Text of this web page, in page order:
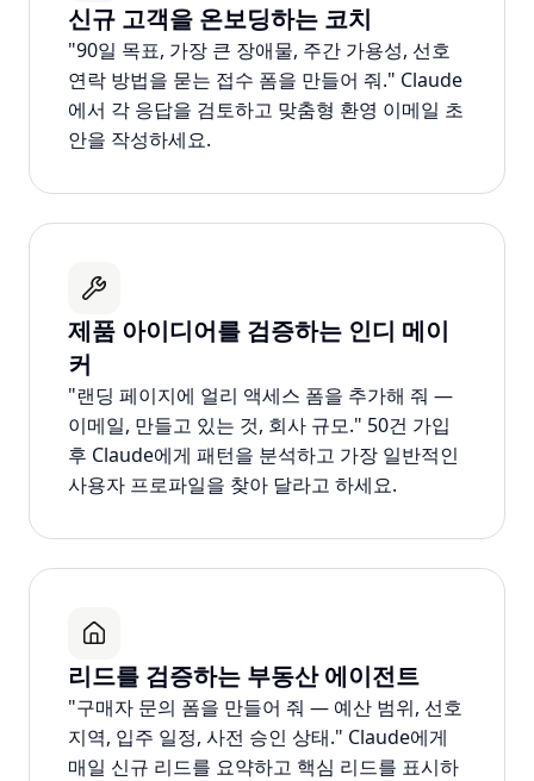
신규 고객을 온보딩하는 코치
"90일 목표, 가장 큰 장애물, 주간 가용성, 선호
연락 방법을 묻는 접수 폼을 만들어 줘." Claude
에서 각 응답을 검토하고 맞춤형 환영 이메일 초
안을 작성하세요.
제품 아이디어를 검증하는 인디 메이
커
"랜딩 페이지에 얼리 액세스 폼을 추가해 줘 —
이메일, 만들고 있는 것, 회사 규모." 50건 가입
후 Claude에게 패턴을 분석하고 가장 일반적인
사용자 프로파일을 찾아 달라고 하세요.
리드를 검증하는 부동산 에이전트
"구매자 문의 폼을 만들어 줘 — 예산 범위, 선호
지역, 입주 일정, 사전 승인 상태." Claude에게
매일 신규 리드를 요약하고 핵심 리드를 표시하